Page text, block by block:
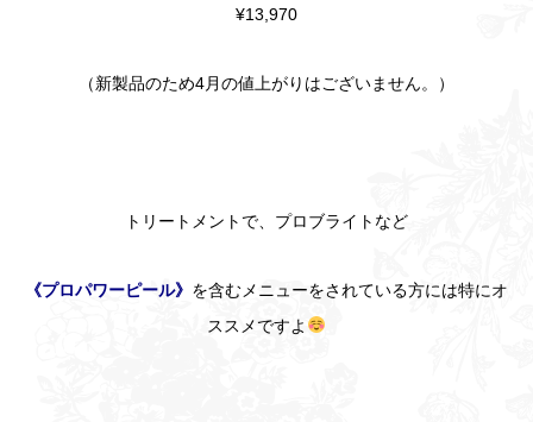
¥13,970
（新製品のため4月の値上がりはございません。）
トリートメントで、プロブライトなど
《プロパワーピール》 を含むメニューをされている方には特にオ
ススメですよ